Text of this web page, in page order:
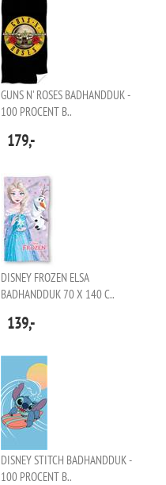
GUNS N' ROSES BADHANDDUK -
100 PROCENT B..
179,-
DISNEY FROZEN ELSA
BADHANDDUK 70 X 140 C..
139,-
DISNEY STITCH BADHANDDUK -
100 PROCENT B..